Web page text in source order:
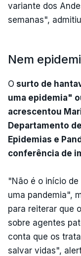
variante dos
semanas",
Nem
O surto de
uma epidemia"
acrescentou
Departamento
Epidemias e
conferência de
"Não é o início
uma pandemia",
para reiterar que
sobre agentes
conta que os
salvar vidas",